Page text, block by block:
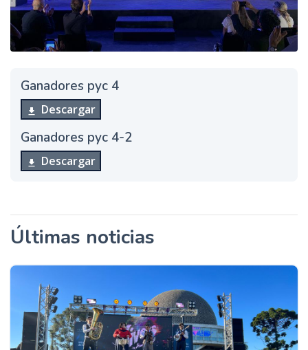
Ganadores pyc 4
Descargar
Ganadores pyc 4-2
Descargar
Últimas noticias